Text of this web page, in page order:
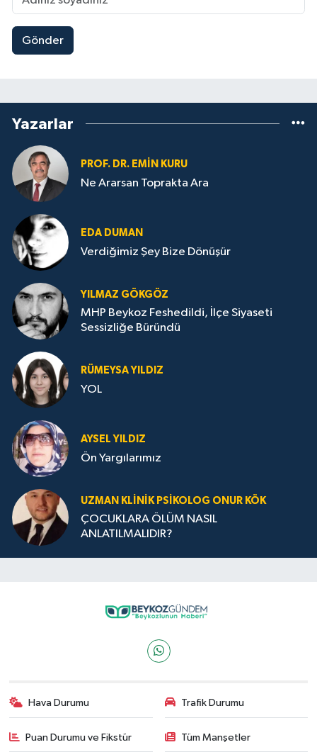
Gönder
Yazarlar
PROF. DR. EMIN KURU
Ne Ararsan Toprakta Ara
EDA DUMAN
Verdiğimiz Şey Bize Dönüşür
YILMAZ GÖKGÖZ
MHP Beykoz Feshedildi, İlçe Siyaseti
Sessizliğe Büründü
RÜMEYSA YILDIZ
YOL
AYSEL YILDIZ
Ön Yargılarımız
UZMAN KLINIK PSIKOLOG ONUR KÖK
ÇOCUKLARA ÖLÜM NASIL
ANLATILMALIDIR?
Hava Durumu Trafik Durumu
Puan Durumu ve Fikstür Tüm Manşetler